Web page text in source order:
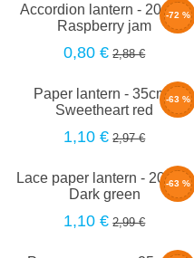
-72 %
Accordion lantern - 20cm -
Raspberry jam
0,80 € 2,88 €
-63 %
Paper lantern - 35cm -
Sweetheart red
1,10 € 2,97 €
-63 %
Lace paper lantern - 20cm -
Dark green
1,10 € 2,99 €